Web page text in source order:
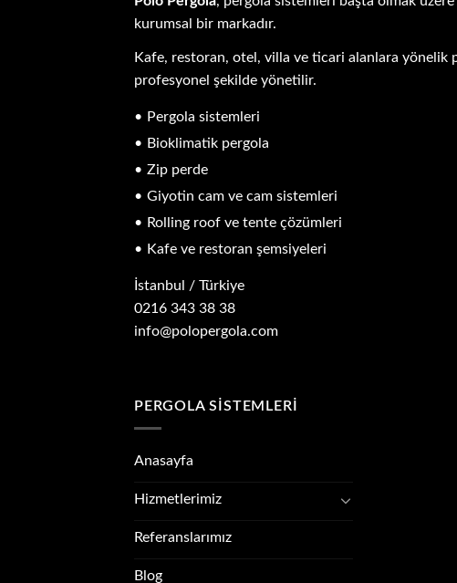
kurumsal bir markadır.
Kafe, restoran, otel, villa ve ticari alanlara yönelik
profesyonel şekilde yönetilir.
Pergola sistemleri
Bioklimatik pergola
Zip perde
Giyotin cam ve cam sistemleri
Rolling roof ve tente çözümleri
Kafe ve restoran şemsiyeleri
İstanbul / Türkiye
0216 343 38 38
info@polopergola.com
PERGOLA SISTEMLERI
Anasayfa
Hizmetlerimiz
Referanslarımız
Blog